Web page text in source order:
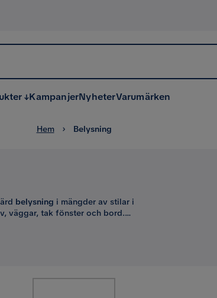
KampanjerNyheterVarumärken
Hem Belysning
belysning i mängder av stilar i
väggar, tak fönster och bord.
sänglampor. För golv, bord
för dina behov.